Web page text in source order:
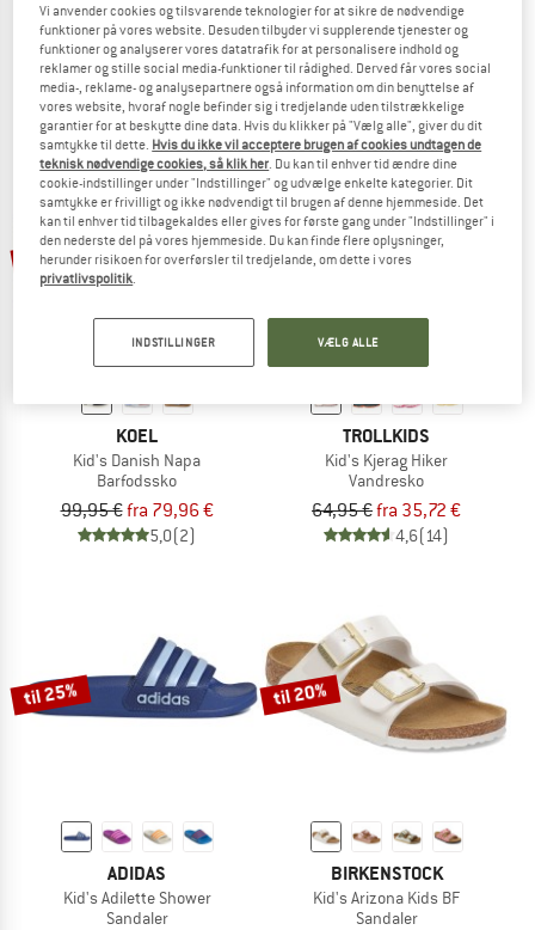
Kid's Polar Bear-G Texapore Mid VC
Vintersko
79,95 € fra 63,96 €
5,0(2)
Kid's Terrex Mid GTX
Vandresko
109,95 €fra 72,57 €
4,9(15)
til 20%
KOEL
Kid's Danish Napa
Barfodssko
99,95 €fra 79,96 €
5,0(2)
til 45%
TROLLKIDS
Kid's Kjerag Hiker
Vandresko
64,95 €fra 35,72 €
4,6(14)
til 25%
ADIDAS
Kid's Adilette Shower
Sandaler
til 20%
BIRKENSTOCK
Kid's Arizona Kids BF
Sandaler
Vi anvender cookies og tilsvarende teknologier for at sikre de nødvendige
funktioner på vores website. Desuden tilbyder vi supplerende tjenester og
funktioner og analyserer vores datatrafik for at personalisere indhold og
reklamer og stille social media-funktioner til rådighed. Derved får vores social
media-, reklame- og analysepartnere også information om din benyttelse af
vores website, hvoraf nogle befinder sig i tredjelande uden tilstrækkelige
garantier for at beskytte dine data. Hvis du klikker på "Vælg alle", giver du dit
samtykke til dette. Hvis du ikke vil acceptere brugen af cookies undtagen de
teknisk nødvendige cookies, så klik her . Du kan til enhver tid ændre dine
cookie-indstillinger under "Indstillinger" og udvælge enkelte kategorier. Dit
samtykke er frivilligt og ikke nødvendigt til brugen af denne hjemmeside. Det
kan til enhver tid tilbagekaldes eller gives for første gang under "Indstillinger" i
den nederste del på vores hjemmeside. Du kan finde flere oplysninger,
herunder risikoen for overførsler til tredjelande, om dette i vores
privatlivspolitik
INDSTILLINGER VÆLG ALLE